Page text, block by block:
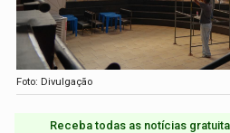
Foto: Divulgação
Receba todas as notícias